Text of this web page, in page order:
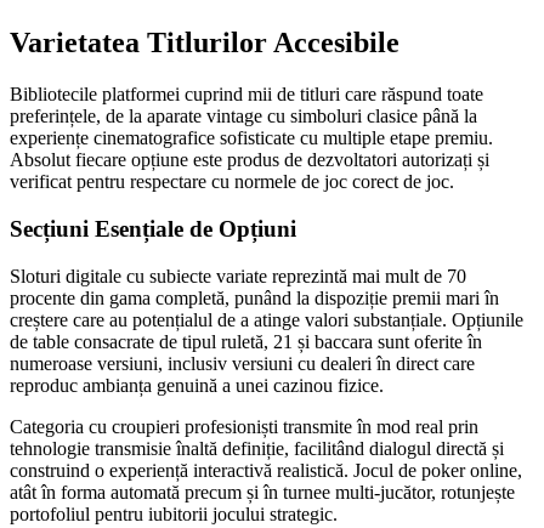
Varietatea Titlurilor Accesibile
Bibliotecile platformei cuprind mii de titluri care răspund toate
preferințele, de la aparate vintage cu simboluri clasice până la
experiențe cinematografice sofisticate cu multiple etape premiu.
Absolut fiecare opțiune este produs de dezvoltatori autorizați și
verificat pentru respectare cu normele de joc corect de joc.
Secțiuni Esențiale de Opțiuni
Sloturi digitale cu subiecte variate reprezintă mai mult de 70
procente din gama completă, punând la dispoziție premii mari în
creștere care au potențialul de a atinge valori substanțiale. Opțiunile
de table consacrate de tipul ruletă, 21 și baccara sunt oferite în
numeroase versiuni, inclusiv versiuni cu dealeri în direct care
reproduc ambianța genuină a unei cazinou fizice.
Categoria cu croupieri profesioniști transmite în mod real prin
tehnologie transmisie înaltă definiție, facilitând dialogul directă și
construind o experiență interactivă realistică. Jocul de poker online,
atât în forma automată precum și în turnee multi-jucător, rotunjește
portofoliul pentru iubitorii jocului strategic.